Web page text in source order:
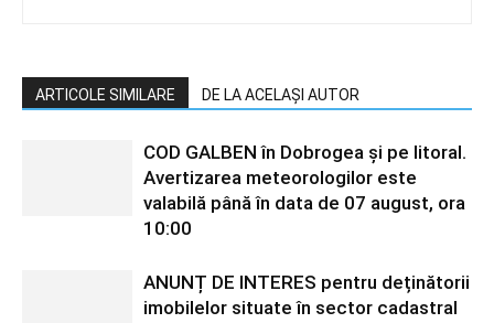
ARTICOLE SIMILARE DE LA ACELAȘI AUTOR
COD GALBEN în Dobrogea și pe litoral.
Avertizarea meteorologilor este
valabilă până în data de 07 august, ora
10:00
ANUNȚ DE INTERES pentru deținătorii
imobilelor situate în sector cadastral